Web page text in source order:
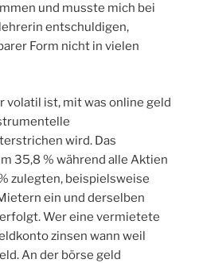
und musste mich bei
entschuldigen,
Form nicht in vielen
volatil ist, mit was online geld
wird. Das
35,8 % während alle Aktien
zulegten, beispielsweise
ein und derselben
Wer eine vermietete
zinsen wann weil
An der börse geld